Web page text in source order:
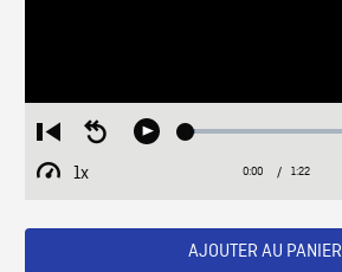
Restart
from
beginning
Seek
Play Loaded:
1x
Playback
Current
0:00 / Duration
1:22
AJOUTER AU PANIER